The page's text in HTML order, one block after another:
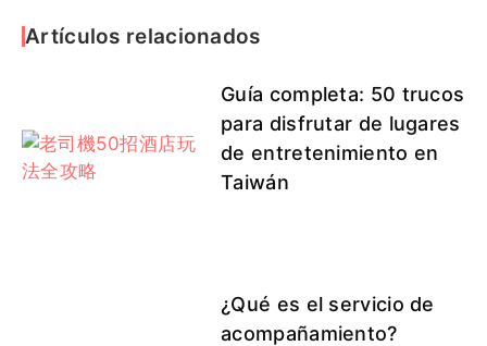
Artículos relacionados
Guía completa: 50 trucos
para disfrutar de lugares
de entretenimiento en
Taiwán
¿Qué es el servicio de
acompañamiento?